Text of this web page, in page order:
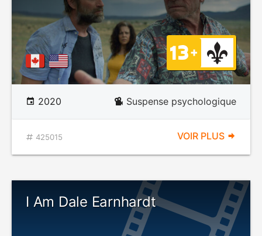
2020 Suspense psychologique
425015 VOIR PLUS
I Am Dale Earnhardt